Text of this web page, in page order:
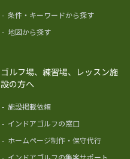
- 条件・キーワードから探す
- 地図から探す
ゴルフ場、練習場、レッスン施
設の方へ
- 施設掲載依頼
- インドアゴルフの窓口
- ホームページ制作・保守代行
- インドアゴルフの集客サポート